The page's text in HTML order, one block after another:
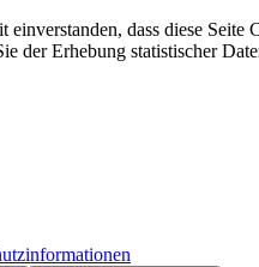
dass diese
der Erhebung statistischer